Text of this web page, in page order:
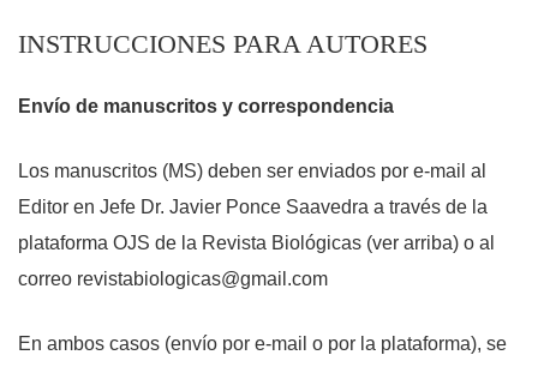
INSTRUCCIONES PARA AUTORES
Envío de manuscritos y correspondencia
Los manuscritos (MS) deben ser enviados por e-mail al
Editor en Jefe Dr. Javier Ponce Saavedra a través de la
plataforma OJS de la Revista Biológicas (ver arriba) o al
correo revistabiologicas@gmail.com
En ambos casos (envío por e-mail o por la plataforma), se